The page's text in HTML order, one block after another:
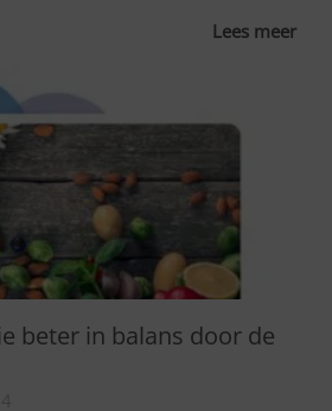
Lees meer
beter in balans door de